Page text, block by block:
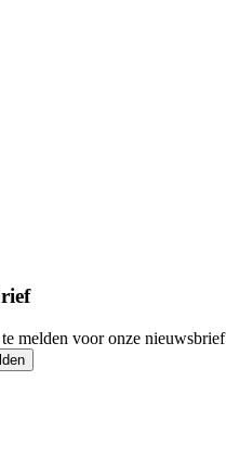
melden voor onze nieuwsbrief